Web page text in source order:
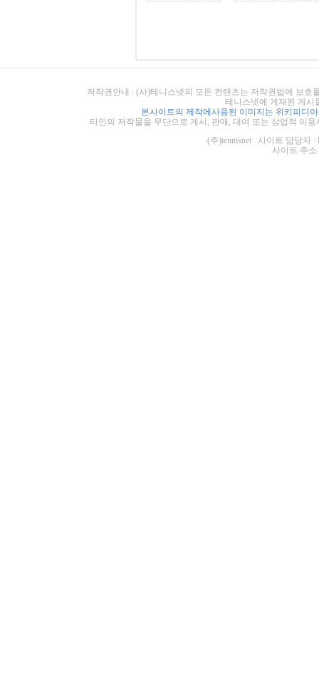
저작권안내 : (사)테니스넷의 모든 컨텐츠는 저작권법에 보
테니스넷에 게재된 게시
본사이트의 제작에사용된 이미지는 위키피디
타인의 저작물을 무단으로 게시, 판매, 대여 또는 상업적 이
(주)tennisnet 사이트 담당자 :
사이트 주